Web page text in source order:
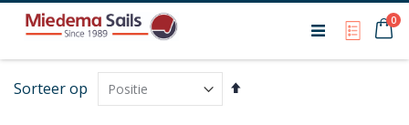
My0
Sorteer op
Van